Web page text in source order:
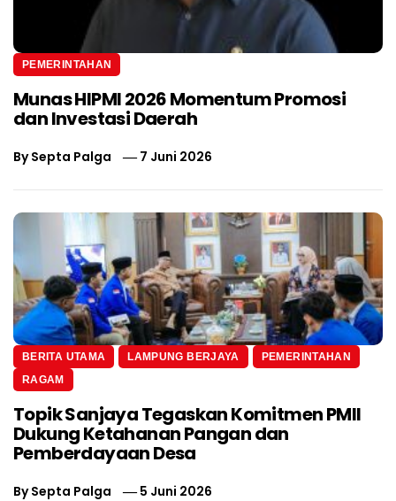
PEMERINTAHAN
Munas HIPMI 2026 Momentum Promosi
dan Investasi Daerah
BySepta Palga 7 Juni 2026
BERITA UTAMA LAMPUNG BERJAYA
PEMERINTAHAN
RAGAM
Topik Sanjaya Tegaskan Komitmen PMII
Dukung Ketahanan Pangan dan
Pemberdayaan Desa
BySepta Palga 5 Juni 2026